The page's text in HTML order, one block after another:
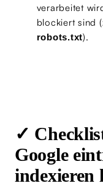
verarbeitet
blockiert sind
robots.txt).
✓
Google
indexieren